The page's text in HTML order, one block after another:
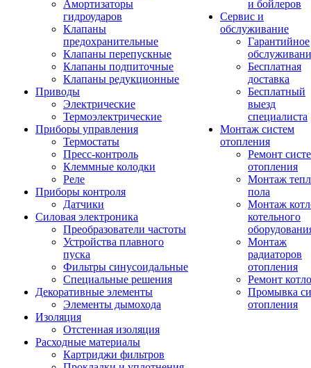
Амортизаторы
гидроударов
Клапаны
предохранительные
Клапаны перепускные
Клапаны подпиточные
Клапаны редукционные
Приводы
Электрические
Термоэлектрические
Приборы управления
Термостаты
Пресс-контроль
Клеммные колодки
Реле
Приборы контроля
Датчики
Силовая электроника
Преобразователи частоты
Устройства плавного
пуска
Фильтры синусоидальные
Специальные решения
Декоративные элементы
Элементы дымохода
Изоляция
Отстенная изоляция
Расходные материалы
Картриджи фильтров
и бойлеров
Сервис и
обслуживание
Гарантийное
Бесплатная
доставка
Бесплатный
выезд
специалиста
Монтаж систем
отопления
Ремонт
отопления
Монтаж
пола
Монтаж
котельного
Монтаж
радиаторов
отопления
Ремонт
Промывка
отопления